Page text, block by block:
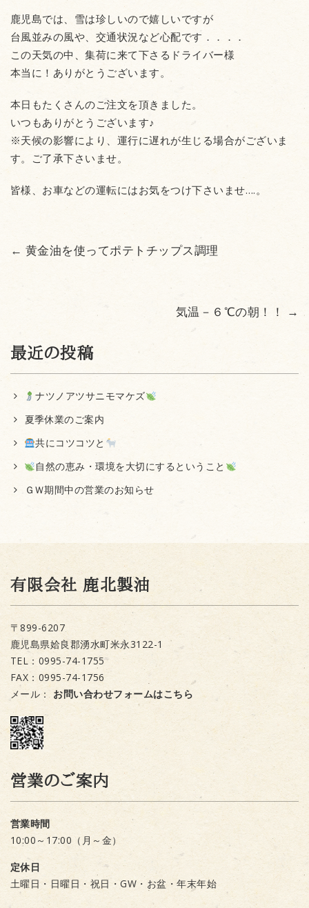
鹿児島では、雪は珍しいので嬉しいですが
台風並みの風や、交通状況など心配です．．．．
この天気の中、集荷に来て下さるドライバー様
本当に！ありがとうございます。
本日もたくさんのご注文を頂きました。
いつもありがとうございます♪
※天候の影響により、運行に遅れが生じる場合がございま
す。ご了承下さいませ。
皆様、お車などの運転にはお気をつけ下さいませ….。
← 黄金油を使ってポテトチップス調理
気温－６℃の朝！！ →
最近の投稿
ナツノアツサニモマケズ
夏季休業のご案内
共にコツコツと
自然の恵み・環境を大切にするということ
ＧＷ期間中の営業のお知らせ
有限会社 鹿北製油
〒899-6207
鹿児島県姶良郡湧水町米永3122-1
TEL：0995-74-1755
FAX：0995-74-1756
メール： お問い合わせフォームはこちら
営業のご案内
営業時間
10:00～17:00（月～金）
定休日
土曜日・日曜日・祝日・GW・お盆・年末年始